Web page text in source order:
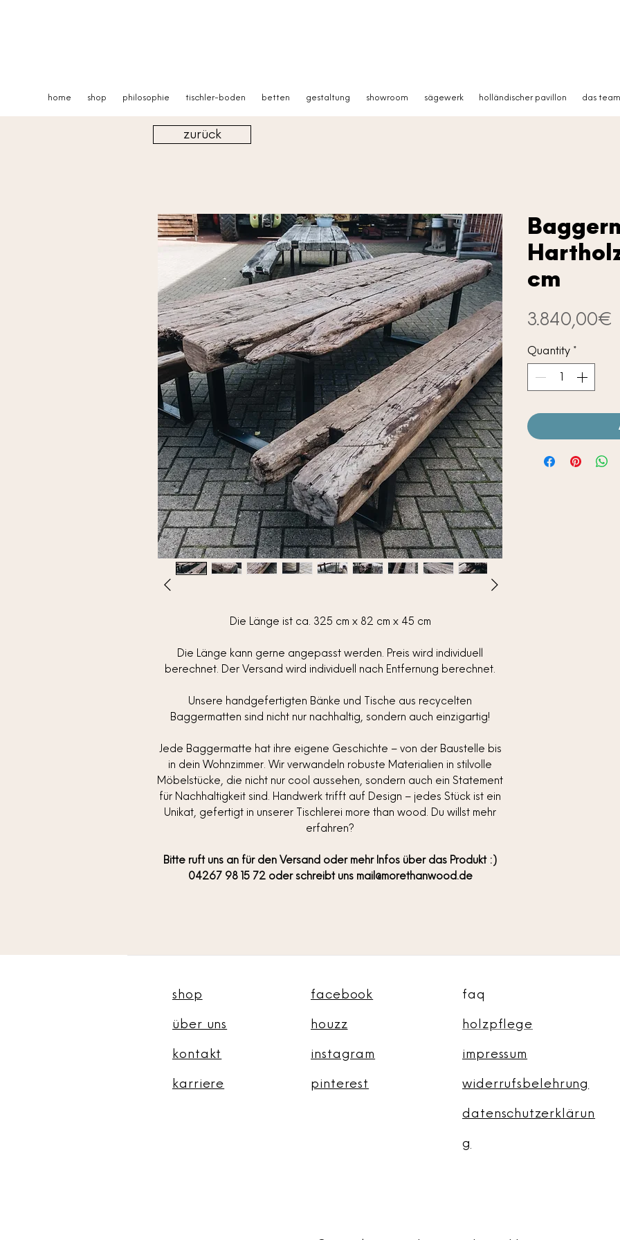
home shop philosophie tischler-boden betten gestaltung showroom sägewerk holländischer pavillon das team
Die Länge ist ca. 325 cm x 82 cm x 45 cm
Die Länge kann gerne angepasst werden. Preis wird individuell
berechnet. Der Versand wird individuell nach Entfernung berechnet.
Unsere handgefertigten Bänke und Tische aus recycelten
Baggermatten sind nicht nur nachhaltig, sondern auch einzigartig!
Jede Baggermatte hat ihre eigene Geschichte – von der Baustelle bis
in dein Wohnzimmer. Wir verwandeln robuste Materialien in stilvolle
Möbelstücke, die nicht nur cool aussehen, sondern auch ein Statement
für Nachhaltigkeit sind. Handwerk trifft auf Design – jedes Stück ist ein
Unikat, gefertigt in unserer Tischlerei more than wood. Du willst mehr
erfahren?
Bitte ruft uns an für den Versand oder mehr Infos über das Produkt :)
04267 98 15 72 oder schreibt uns mail@morethanwood.de
cm
3.840,00€
Quantity *
zurück
shop
über uns
kontakt
karriere
facebook
houzz
instagram
pinterest
faq
holzpflege
impressum
widerrufsbelehrung
datenschutzerklärun
g